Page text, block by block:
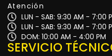
Atención
LUN - SAB: 9:30 AM - 7:00
LUN - SAB: 9:30 AM - 7:00
DOM: 10:00 AM - 4:00 PM
SERVICIO